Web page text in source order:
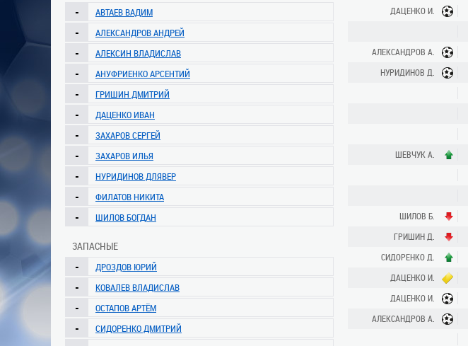
- АВТАЕВ ВАДИМ
- АЛЕКСАНДРОВ АНДРЕЙ
- АЛЕКСИН ВЛАДИСЛАВ
- АНУФРИЕНКО АРСЕНТИЙ
- ГРИШИН ДМИТРИЙ
- ДАЦЕНКО ИВАН
- ЗАХАРОВ СЕРГЕЙ
- ЗАХАРОВ ИЛЬЯ
- НУРИДИНОВ ДЛЯВЕР
- ФИЛАТОВ НИКИТА
- ШИЛОВ БОГДАН
ЗАПАСНЫЕ
- ДРОЗДОВ ЮРИЙ
- КОВАЛЕВ ВЛАДИСЛАВ
- ОСТАПОВ АРТЁМ
- СИДОРЕНКО ДМИТРИЙ
ДАЦЕНКО И.
АЛЕКСАНДРОВ А.
НУРИДИНОВ Д.
ШЕВЧУК А.
ШИЛОВ Б.
ГРИШИН Д.
СИДОРЕНКО Д.
ДАЦЕНКО И.
ДАЦЕНКО И.
АЛЕКСАНДРОВ А.